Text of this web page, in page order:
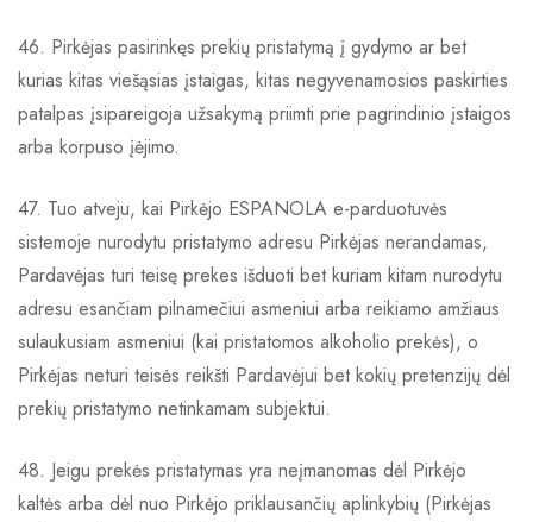
46. Pirkėjas pasirinkęs prekių pristatymą į gydymo ar bet
kurias kitas viešąsias įstaigas, kitas negyvenamosios paskirties
patalpas įsipareigoja užsakymą priimti prie pagrindinio įstaigos
arba korpuso įėjimo.
47. Tuo atveju, kai Pirkėjo ESPANOLA e-parduotuvės
sistemoje nurodytu pristatymo adresu Pirkėjas nerandamas,
Pardavėjas turi teisę prekes išduoti bet kuriam kitam nurodytu
adresu esančiam pilnamečiui asmeniui arba reikiamo amžiaus
sulaukusiam asmeniui (kai pristatomos alkoholio prekės), o
Pirkėjas neturi teisės reikšti Pardavėjui bet kokių pretenzijų dėl
prekių pristatymo netinkamam subjektui.
48. Jeigu prekės pristatymas yra neįmanomas dėl Pirkėjo
kaltės arba dėl nuo Pirkėjo priklausančių aplinkybių (Pirkėjas